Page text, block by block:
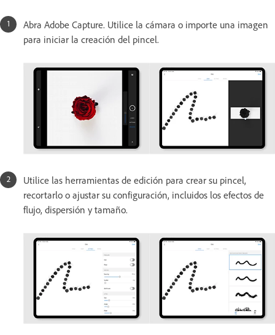
Abra Adobe Capture. Utilice la cámara o importe una imagen
para iniciar la creación del pincel.
Utilice las herramientas de edición para crear su pincel,
recortarlo o ajustar su configuración, incluidos los efectos de
flujo, dispersión y tamaño.